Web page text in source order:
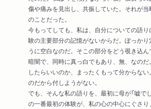
傷や痛みを見出し、共振していた。それが
のことだった。
今もってしても、私は、自分についての語
験の主要部分の記憶がないからだ。ぽっか
うに空白なのだ。そこの部分をどう覗き込
暗闇で、同時に真っ白でもあり、無、なの
したらいいのか、まったくもって分からな
のだから付しようがない。
でも、そんな私の語りを、最初に母が「嘘で
の一番最初の体験が、私の心の中心にぐさ